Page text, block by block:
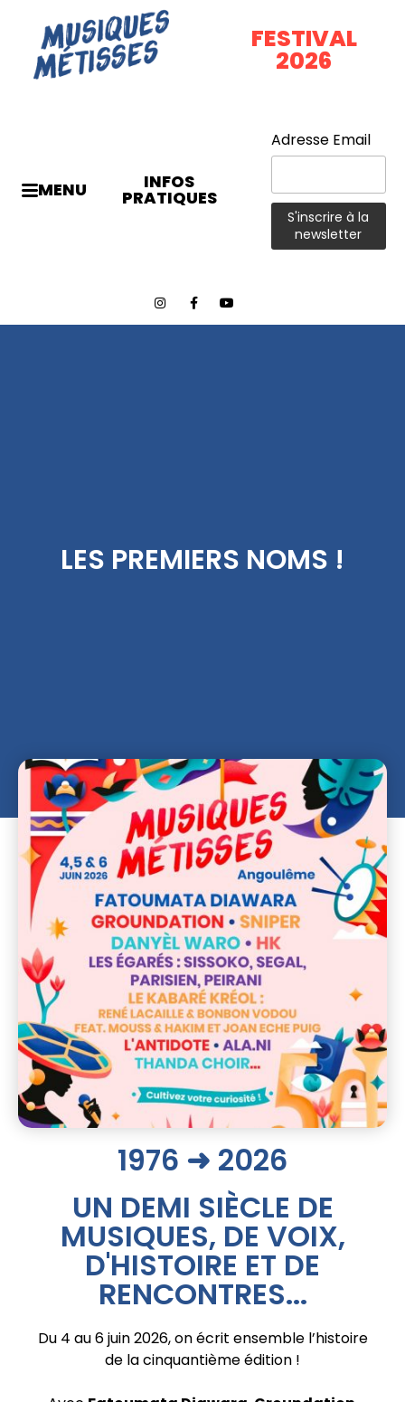
FESTIVAL
2026
MENU INFOS
PRATIQUES
Adresse Email
LES PREMIERS NOMS !
1976 ➜ 2026
UN DEMI SIÈCLE DE
MUSIQUES, DE VOIX,
D'HISTOIRE ET DE
RENCONTRES...
Du 4 au 6 juin 2026, on écrit ensemble l’histoire
de la cinquantième édition !